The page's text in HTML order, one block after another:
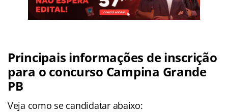
Principais informações de inscrição
para o concurso Campina Grande
PB
Veja como se candidatar abaixo: